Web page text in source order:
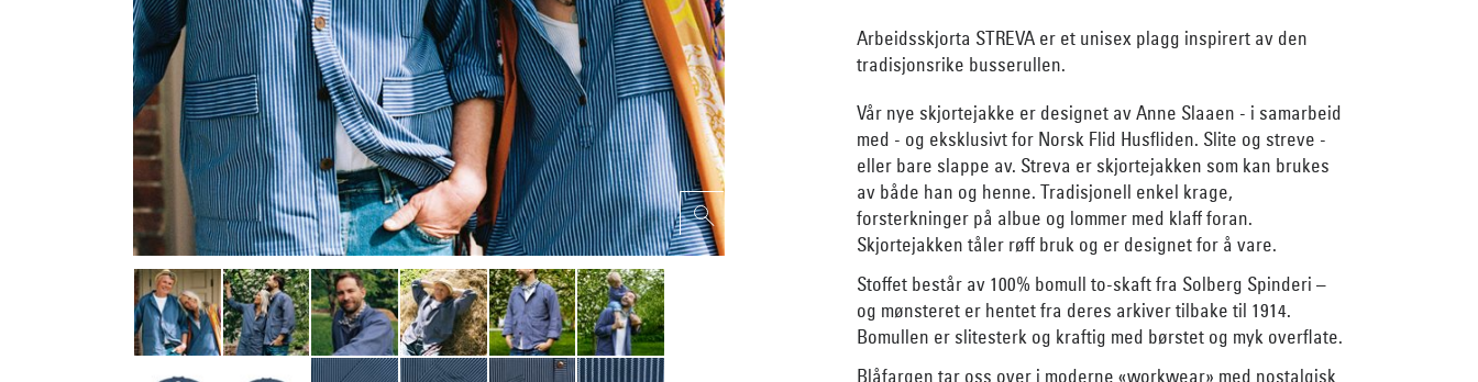
Arbeidsskjorta STREVA er et unisex plagg inspirert av den
tradisjonsrike busserullen.
Vår nye skjortejakke er designet av Anne Slaaen - i samarbeid
med - og eksklusivt for Norsk Flid Husfliden. Slite og streve -
eller bare slappe av. Streva er skjortejakken som kan brukes
av både han og henne. Tradisjonell enkel krage,
forsterkninger på albue og lommer med klaff foran.
Skjortejakken tåler røff bruk og er designet for å vare.
Stoffet består av 100% bomull to-skaft fra Solberg Spinderi –
og mønsteret er hentet fra deres arkiver tilbake til 1914.
Bomullen er slitesterk og kraftig med børstet og myk overflate.
Blåfargen tar oss over i moderne «workwear» med nostalgisk